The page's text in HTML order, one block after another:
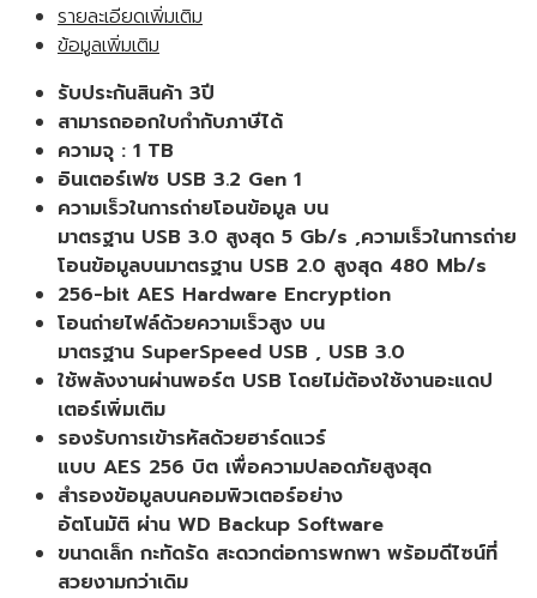
1TB
HDD
(Blue)
ฮาร์ดดิสก์
พกพา
ฟ้า
ของ
แท้
ประกัน
ศูนย์
3ปี
ชิ้น
รายละเอียดเพิ่มเติม
ข้อมูลเพิ่มเติม
รับประกันสินค้า 3ปี
สามารถออกใบกำกับภาษีได้
ความจุ : 1 TB
อินเตอร์เฟซ USB 3.2 Gen 1
ความเร็วในการถ่ายโอนข้อมูล บน
มาตรฐาน USB 3.0 สูงสุด 5 Gb/s ,ความเร็วในการถ่าย
โอนข้อมูลบนมาตรฐาน USB 2.0 สูงสุด 480 Mb/s
256-bit AES Hardware Encryption
โอนถ่ายไฟล์ด้วยความเร็วสูง บน
มาตรฐาน SuperSpeed USB , USB 3.0
ใช้พลังงานผ่านพอร์ต USB โดยไม่ต้องใช้งานอะแดป
เตอร์เพิ่มเติม
รองรับการเข้ารหัสด้วยฮาร์ดแวร์
แบบ AES 256 บิต เพื่อความปลอดภัยสูงสุด
สำรองข้อมูลบนคอมพิวเตอร์อย่าง
อัตโนมัติ ผ่าน WD Backup Software
ขนาดเล็ก กะทัดรัด สะดวกต่อการพกพา พร้อมดีไซน์ที่
สวยงามกว่าเดิม